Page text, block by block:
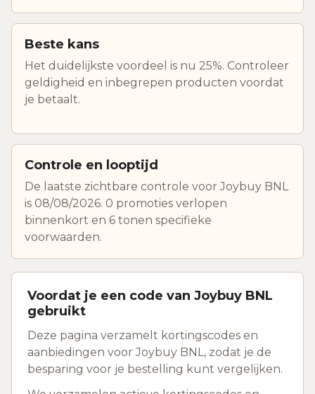
Beste kans
Het duidelijkste voordeel is nu 25%. Controleer
geldigheid en inbegrepen producten voordat
je betaalt.
Controle en looptijd
De laatste zichtbare controle voor Joybuy BNL
is 08/08/2026. 0 promoties verlopen
binnenkort en 6 tonen specifieke
voorwaarden.
Voordat je een code van Joybuy BNL
gebruikt
Deze pagina verzamelt kortingscodes en
aanbiedingen voor Joybuy BNL, zodat je de
besparing voor je bestelling kunt vergelijken.